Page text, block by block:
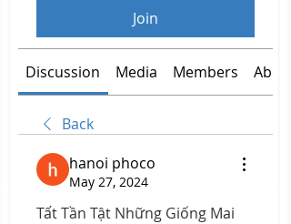
Join
Discussion Media Members About
Back
hanoi phoco
May 27, 2024
Tất Tần Tật Những Giống Mai